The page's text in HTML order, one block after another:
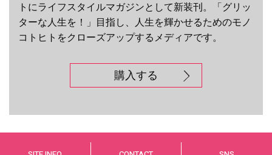
トにライフスタイルマガジンとして新装刊。「グリッ
ターな人生を！」目指し、人生を輝かせるためのモノ
コトヒトをクローズアップするメディアです。
購入する